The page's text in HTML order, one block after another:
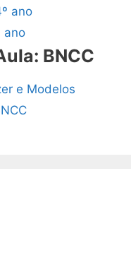
ano
ano
BNCC
e Modelos